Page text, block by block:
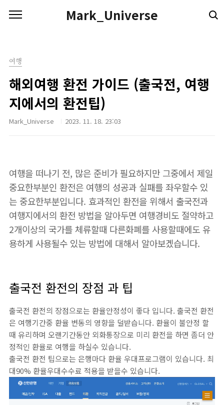
Mark_Universe
여행
해외여행 환전 가이드 (출국전, 여행
지에서의 환전팁)
Mark_Universe 2023. 11. 18. 23:03
여행을 떠나기 전, 많은 준비가 필요하지만 그중에서 제일
중요한부분인 환전은 여행의 성공과 실패를 좌우할수 있
는 중요한부분입니다. 효과적인 환전을 위해서 출국전과
여행지에서의 환전 방법을 알아두면 여행경비도 절약하고
2개이상의 국가를 체류할때 다른화폐를 사용할때에도 유
용하게 사용될수 있는 방법에 대해서 알아보겠습니다.
출국전 환전의 장점 과 팁
출국전 환전의 장점으로는 환율안정성이 좋다 입니다. 출국전 환전
은 여행기간중 환율 변동의 영향을 덜받습니다. 환율이 불안정 할
때 유리하며 오랜기간동안 외화통장으로 미리 환전을 하면 좀더 안
정적인 환율로 여행을 하실수 있습니다.
출국전 환전 팁으로는 은행마다 환율 우대프로그램이 있습니다. 최
대90% 환율우대수수료 적용을 받을수 있습니다.